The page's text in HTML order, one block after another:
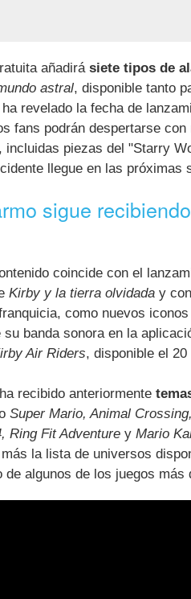
añadirá siete tipos de
astral, disponible tanto
revelado la fecha de
fans podrán despertarse
incluidas piezas del "Starry
llegue en las próximas
sigue
coincide con el
Kirby y la tierra olvidada y
como nuevos
banda sonora en la
Air Riders, disponible el
recibido anteriormente
Super Mario, Animal
Ring Fit Adventure y Mario
la lista de universos
algunos de los juegos más